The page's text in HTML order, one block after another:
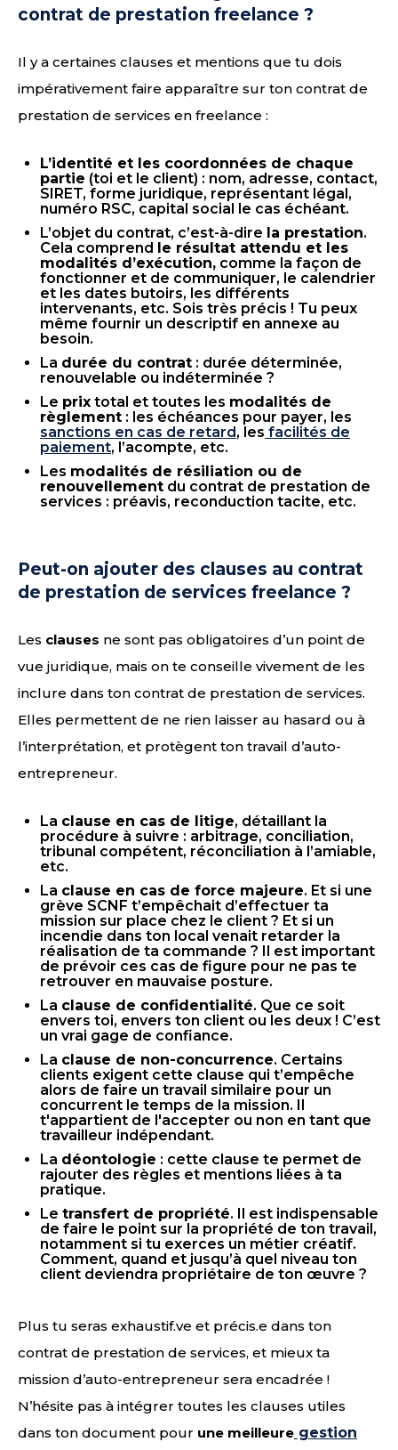
contrat de prestation freelance ?
Il y a certaines clauses et mentions que tu dois
impérativement faire apparaître sur ton contrat de
prestation de services en freelance :
L’identité et les coordonnées de chaque
partie (toi et le client) : nom, adresse, contact,
SIRET, forme juridique, représentant légal,
numéro RSC, capital social le cas échéant.
L’objet du contrat, c’est-à-dire la prestation.
Cela comprend le résultat attendu et les
modalités d’exécution, comme la façon de
fonctionner et de communiquer, le calendrier
et les dates butoirs, les différents
intervenants, etc. Sois très précis ! Tu peux
même fournir un descriptif en annexe au
besoin.
La durée du contrat : durée déterminée,
renouvelable ou indéterminée ?
Le prix total et toutes les modalités de
règlement : les échéances pour payer, les
sanctions en cas de retard, les facilités de
paiement, l’acompte, etc.
Les modalités de résiliation ou de
renouvellement du contrat de prestation de
services : préavis, reconduction tacite, etc.
Peut-on ajouter des clauses au contrat
de prestation de services freelance ?
Les clauses ne sont pas obligatoires d’un point de
vue juridique, mais on te conseille vivement de les
inclure dans ton contrat de prestation de services.
Elles permettent de ne rien laisser au hasard ou à
l’interprétation, et protègent ton travail d’auto-
entrepreneur.
La clause en cas de litige, détaillant la
procédure à suivre : arbitrage, conciliation,
tribunal compétent, réconciliation à l’amiable,
etc.
La clause en cas de force majeure. Et si une
grève SCNF t’empêchait d’effectuer ta
mission sur place chez le client ? Et si un
incendie dans ton local venait retarder la
réalisation de ta commande ? Il est important
de prévoir ces cas de figure pour ne pas te
retrouver en mauvaise posture.
La clause de confidentialité. Que ce soit
envers toi, envers ton client ou les deux ! C’est
un vrai gage de confiance.
La clause de non-concurrence. Certains
clients exigent cette clause qui t’empêche
alors de faire un travail similaire pour un
concurrent le temps de la mission. Il
t'appartient de l'accepter ou non en tant que
travailleur indépendant.
La déontologie : cette clause te permet de
rajouter des règles et mentions liées à ta
pratique.
Le transfert de propriété. Il est indispensable
de faire le point sur la propriété de ton travail,
notamment si tu exerces un métier créatif.
Comment, quand et jusqu’à quel niveau ton
client deviendra propriétaire de ton œuvre ?
Plus tu seras exhaustif.ve et précis.e dans ton
contrat de prestation de services, et mieux ta
mission d’auto-entrepreneur sera encadrée !
N’hésite pas à intégrer toutes les clauses utiles
dans ton document pour une meilleure gestion